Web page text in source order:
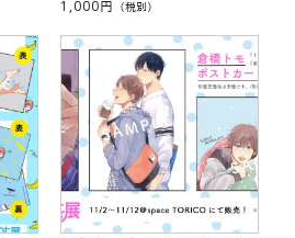
1,000円 （税別）